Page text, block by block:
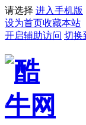
请选择 进入手机版
设为首页收藏本站
开启辅助访问 切换